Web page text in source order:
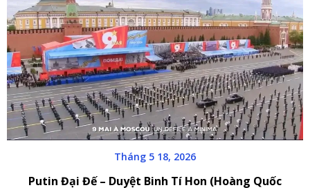
Tháng 5 18, 2026
Putin Đại Đế – Duyệt Binh Tí Hon (Hoàng Quốc